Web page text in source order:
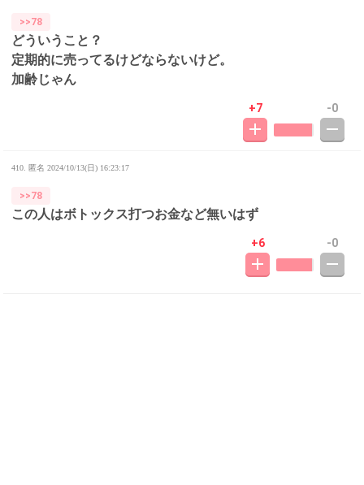
>>78
どういうこと？
定期的に売ってるけどならないけど。
加齢じゃん
+7 -0
410. 匿名 2024/10/13(日) 16:23:17
>>78
この人はボトックス打つお金など無いはず
+6 -0